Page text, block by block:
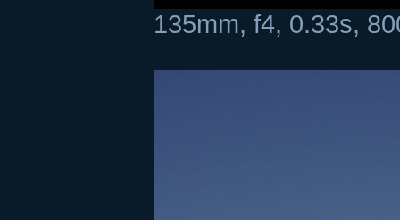
135mm, f4, 0.33s,